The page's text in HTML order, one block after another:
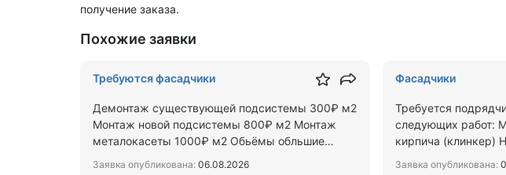
получение заказа.
Похожие заявки
Требуются фасадчики
Демонтаж существующей подсистемы 300₽ м2
Монтаж новой подсистемы 800₽ м2 Монтаж
металокасеты 1000₽ м2 Обьёмы обльшие
Заявка опубликована: 06.08.2026
Фасадчики
Требуется
следующих работ:
кирпича (клинкер)
Заявка опубликована: